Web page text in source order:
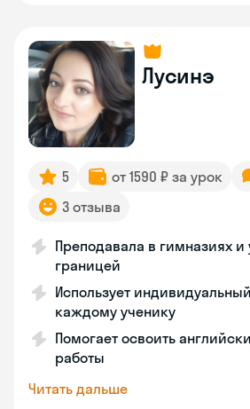
Лусинэ
5 от 1590 ₽ за урок
3 отзыва
Преподавала в гимназиях и
границей
Использует
каждому ученику
Помогает освоить
работы
Читать дальше